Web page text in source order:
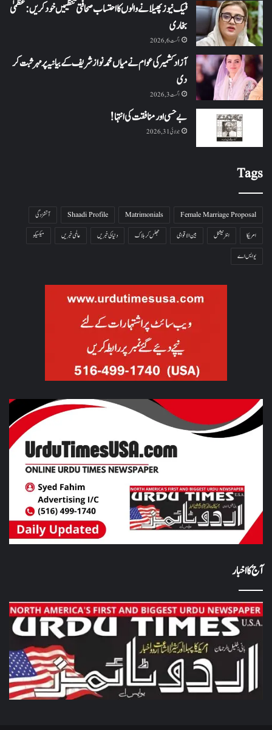
فیک نیوز پھیلانے والوں کا احتساب صحافتی تنظیمیں خود کریں: عظمیٰ
بخاری
اگست 6, 2026
آزاد کشمیر کی عوام نے میاں محمد نواز شریف کے بیانیہ پر مہر ثبت کر
دی
اگست 3, 2026
بے حسی اور منافقت کی انتہا !
جولائی 31, 2026
Tags
Female Marriage Proposal
Matrimonials
Shaadi Profile
آتشزدگی
امریکا
انٹرنیشنل بین الاقوامی جھلس کر ہلاک دنیا کی خبریں عالمی خبریں
میکسیکو
یو ایس اے
آج کا اخبار